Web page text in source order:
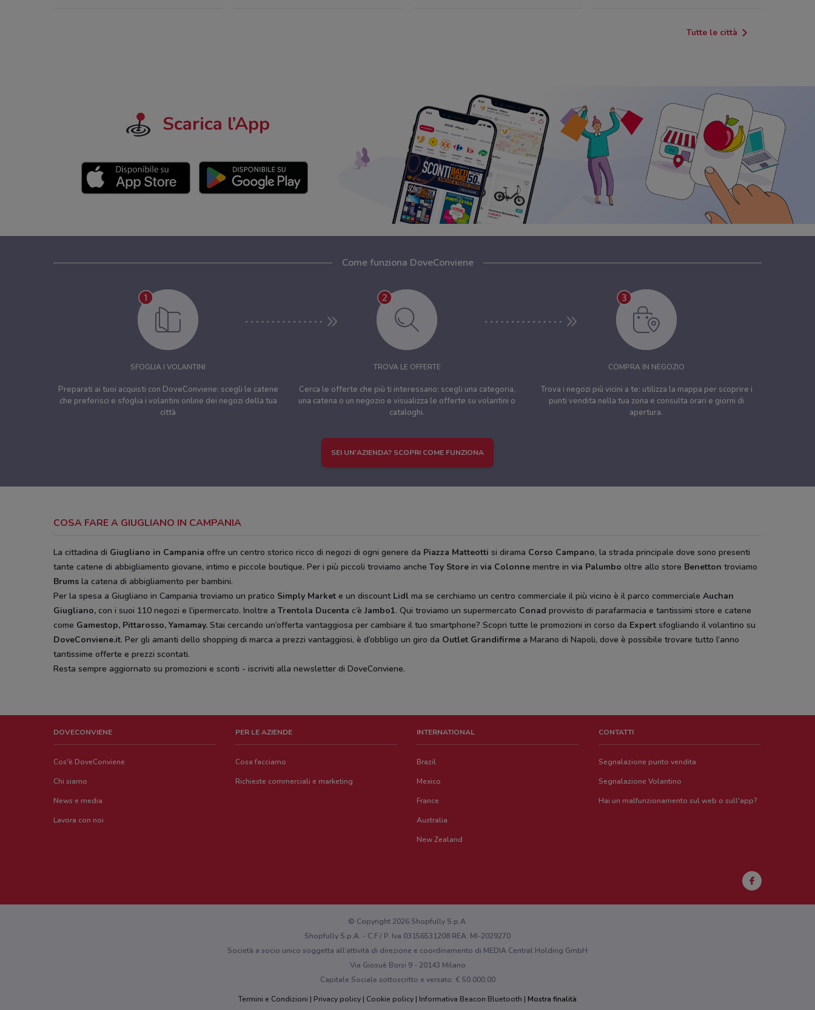
Tutte le città
Scarica l’App
Come funziona DoveConviene
SFOGLIA I VOLANTINI
Preparati ai tuoi acquisti con DoveConviene: scegli le catene
che preferisci e sfoglia i volantini online dei negozi della tua
città
TROVA LE OFFERTE
Cerca le offerte che più ti interessano: scegli una categoria,
una catena o un negozio e visualizza le offerte su volantini o
cataloghi.
COMPRA IN NEGOZIO
Trova i negozi più vicini a te: utilizza la mappa per scoprire i
punti vendita nella tua zona e consulta orari e giorni di
apertura.
SEI UN'AZIENDA? SCOPRI COME FUNZIONA
COSA FARE A GIUGLIANO IN CAMPANIA
La cittadina di Giugliano in Campania offre un centro storico ricco di negozi di ogni genere da Piazza Matteotti si dirama Corso Campano, la strada principale dove sono presenti
tante catene di abbigliamento giovane, intimo e piccole boutique. Per i più piccoli troviamo anche Toy Store in via Colonne mentre in via Palumbo oltre allo store Benetton troviamo
Brums la catena di abbigliamento per bambini.
Per la spesa a Giugliano in Campania troviamo un pratico Simply Market e un discount Lidl ma se cerchiamo un centro commerciale il più vicino è il parco commerciale Auchan
Giugliano, con i suoi 110 negozi e l’ipermercato. Inoltre a Trentola Ducenta c’èJambo1. Qui troviamo un supermercato Conad provvisto di parafarmacia e tantissimi store e catene
come Gamestop, Pittarosso, Yamamay. Stai cercando un’offerta vantaggiosa per cambiare il tuo smartphone? Scopri tutte le promozioni in corso da Expert sfogliando il volantino su
DoveConviene.it. Per gli amanti dello shopping di marca a prezzi vantaggiosi, è d’obbligo un giro da Outlet Grandifirme a Marano di Napoli, dove è possibile trovare tutto l’anno
tantissime offerte e prezzi scontati.
Resta sempre aggiornato su promozioni e sconti - iscriviti alla newsletter di DoveConviene.
DOVECONVIENE
Cos'è DoveConviene
Chi siamo
News e media
Lavora con noi
PER LE AZIENDE
Cosa facciamo
Richieste commerciali e marketing
INTERNATIONAL
Brazil
Mexico
France
Australia
New Zealand
CONTATTI
Segnalazione punto vendita
Segnalazione Volantino
Hai un malfunzionamento sul web o sull'app?
© Copyright 2026 Shopfully S.p.A.
Shopfully S.p.A. - C.F / P. Iva 03156531208 REA: MI-2029270
Società a socio unico soggetta all’attività di direzione e coordinamento di MEDIA Central Holding GmbH
Via Giosuè Borsi 9 - 20143 Milano
Capitale Sociale sottoscritto e versato: € 50.000,00
Termini e Condizioni
Privacy policy Cookie policy Informativa Beacon Bluetooth Mostra finalità